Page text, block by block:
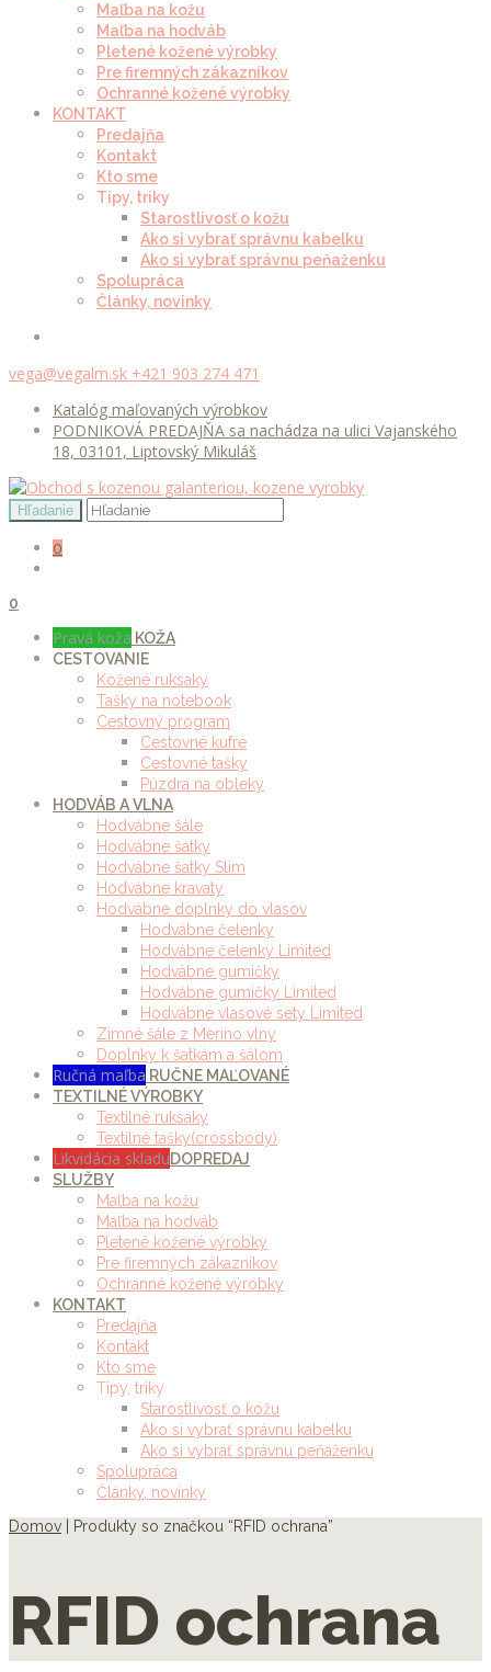
Maľba na kožu
Maľba na hodváb
Pletené kožené výrobky
Pre firemných zákazníkov
Ochranné kožené výrobky
KONTAKT
Predajňa
Kontakt
Kto sme
Tipy, triky
Starostlivosť o kožu
Ako si vybrať správnu kabelku
Ako si vybrať správnu peňaženku
Spolupráca
Články, novinky
vega@vegalm.sk +421 903 274 471
Katalóg maľovaných výrobkov
PODNIKOVÁ PREDAJŇA sa nachádza na ulici Vajanského
18, 03101, Liptovský Mikuláš
0
0
Pravá koža KOŽA
CESTOVANIE
Kožené ruksaky
Tašky na notebook
Cestovný program
Cestovné kufre
Cestovné tašky
Púzdra na obleky
HODVÁB A VLNA
Hodvábne šále
Hodvábne šatky
Hodvábne šatky Slim
Hodvábne kravaty
Hodvábne doplnky do vlasov
Hodvábne čelenky
Hodvábne čelenky Limited
Hodvábne gumičky
Hodvábne gumičky Limited
Hodvábne vlasové sety Limited
Zimné šále z Merino vlny
Doplnky k šatkám a šálom
Ručná maľba RUČNE MAĽOVANÉ
TEXTILNÉ VÝROBKY
Textilné ruksaky
Textilné tašky(crossbody)
Likvidácia skladuDOPREDAJ
SLUŽBY
Maľba na kožu
Maľba na hodváb
Pletené kožené výrobky
Pre firemných zákazníkov
Ochranné kožené výrobky
KONTAKT
Predajňa
Kontakt
Kto sme
Tipy, triky
Starostlivosť o kožu
Ako si vybrať správnu kabelku
Ako si vybrať správnu peňaženku
Spolupráca
Články, novinky
Domov | Produkty so značkou “RFID ochrana”
RFID ochrana